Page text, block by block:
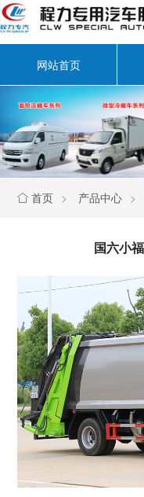
网站首页
 首页 > 产品中心 >
国六小